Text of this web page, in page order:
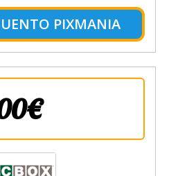
PIXMANIA